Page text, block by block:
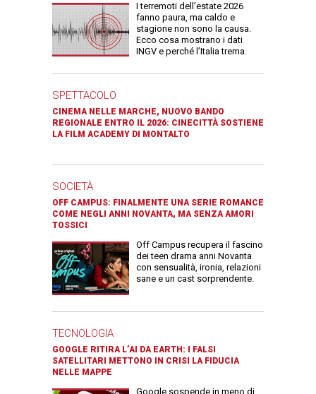
I terremoti dell’estate 2026
fanno paura, ma caldo e
stagione non sono la causa.
Ecco cosa mostrano i dati
INGV e perché l’Italia trema.
SPETTACOLO
CINEMA NELLE MARCHE, NUOVO BANDO
REGIONALE ENTRO IL 2026: CINECITTÀ SOSTIENE
LA FILM ACADEMY DI MONTALTO
SOCIETÀ
OFF CAMPUS: FINALMENTE UNA SERIE ROMANCE
COME NEGLI ANNI NOVANTA, MA SENZA AMORI
TOSSICI
Off Campus recupera il fascino
dei teen drama anni Novanta
con sensualità, ironia, relazioni
sane e un cast sorprendente.
TECNOLOGIA
GOOGLE RITIRA L’AI DA EARTH: I FALSI
SATELLITARI METTONO IN CRISI LA FIDUCIA
NELLE MAPPE
Google sospende in meno di